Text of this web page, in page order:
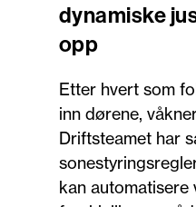
dynamiske
opp
Etter hvert som
inn dørene,
Driftsteamet har
kan automatisere